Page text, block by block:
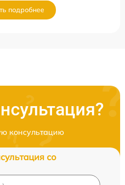
подробнее
консультацию
со